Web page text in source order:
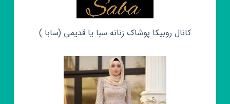
کانال روبیکا پوشاک زنانه سبا یا قدیمی (سابا )